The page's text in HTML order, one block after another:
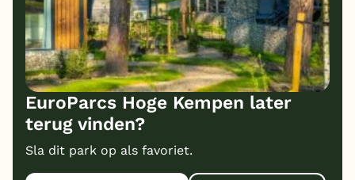
EuroParcs Hoge Kempen later
terug vinden?
Sla dit park op als favoriet.